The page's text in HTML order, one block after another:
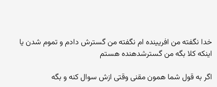
خدا نگفته من افریینده ام نگفته من گسترش دادم و تموم شدن یا
اینکه کلا بگه من گسترشدهنده هستم
اگر به قول شما همون مقنی وقتی ازش سوال کنه و بگه